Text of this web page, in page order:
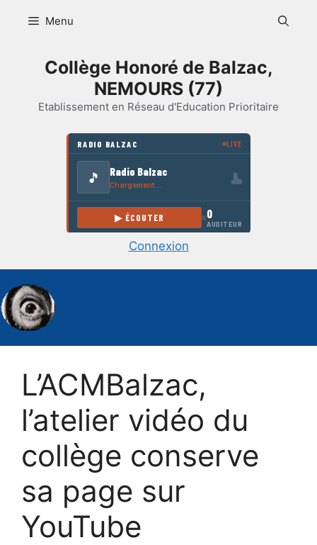
Menu
Collège Honoré de Balzac,
NEMOURS (77)
Etablissement en Réseau d'Education Prioritaire
Connexion
L’ACMBalzac,
l’atelier vidéo du
collège conserve
sa page sur
YouTube